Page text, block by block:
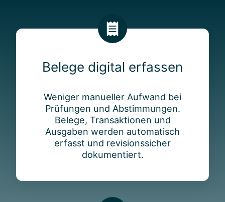
Belege digital erfassen
Weniger manueller Aufwand bei
Prüfungen und Abstimmungen.
Belege, Transaktionen und
Ausgaben werden automatisch
erfasst und revisionssicher
dokumentiert.